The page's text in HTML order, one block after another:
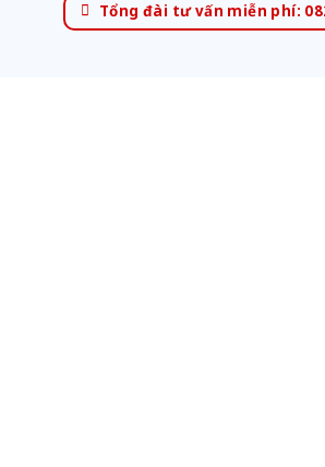
Tổng đài tư vấn miễn phí: